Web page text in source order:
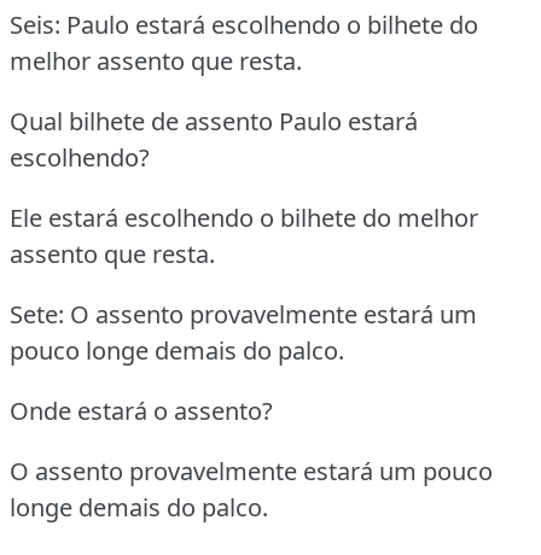
Seis: Paulo estará escolhendo o bilhete do
melhor assento que resta.
Qual bilhete de assento Paulo estará
escolhendo?
Ele estará escolhendo o bilhete do melhor
assento que resta.
Sete: O assento provavelmente estará um
pouco longe demais do palco.
Onde estará o assento?
O assento provavelmente estará um pouco
longe demais do palco.